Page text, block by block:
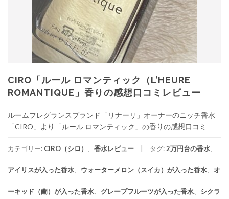
CIRO「ルール ロマンティック（L’HEURE
ROMANTIQUE」香りの感想口コミレビュー
ルームフレグランスブランド「リナーリ」オーナーのニッチ香水
「CIRO」より「ルール ロマンティック」の香りの感想口コミ
カテゴリー: CIRO（シロ） 香水レビュー タグ:2万円台の香水
アイリスが入った香水 ウォーターメロン（スイカ）が入った香水 オ
ーキッド（蘭）が入った香水 グレープフルーツが入った香水 シクラ